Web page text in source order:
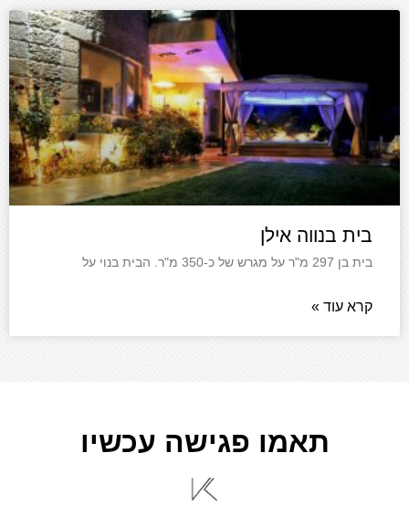
בית בנווה אילן
בית בן 297 מ"ר על מגרש של כ-350 מ"ר. הבית בנוי על
קרא עוד »
תאמו פגישה עכשיו